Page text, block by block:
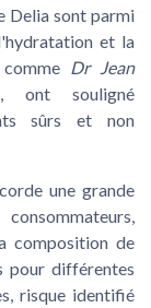
Delia sont parmi
et la
Dr Jean
ont souligné
sûrs et non
une grande
composition de
pour différentes
risque identifié